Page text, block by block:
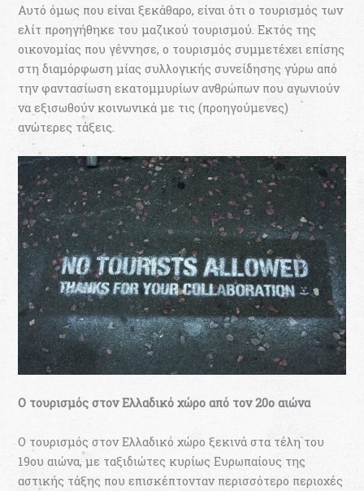
Αυτό όμως που είναι ξεκάθαρο, είναι ότι ο τουρισμός των
ελίτ προηγήθηκε του μαζικού τουρισμού. Εκτός της
οικονομίας που γέννησε, ο τουρισμός συμμετέχει επίσης
στη διαμόρφωση μίας συλλογικής συνείδησης γύρω από
την φαντασίωση εκατομμυρίων ανθρώπων που αγωνιούν
να εξισωθούν κοινωνικά με τις (προηγούμενες)
ανώτερες τάξεις.
Ο τουρισμός στον Ελλαδικό χώρο από τον 20ο αιώνα
Ο τουρισμός στον Ελλαδικό χώρο ξεκινά στα τέλη του
19ου αιώνα, με ταξιδιώτες κυρίως Ευρωπαίους της
αστικής τάξης που επισκέπτονταν περισσότερο περιοχές